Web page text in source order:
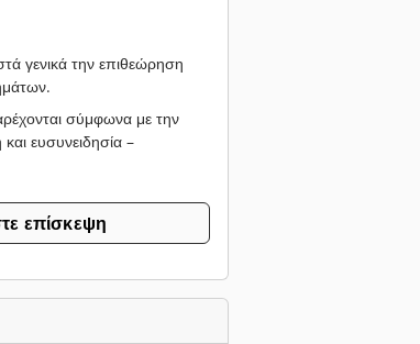
γενικά την επιθεώρηση
σύμφωνα με την
ευσυνειδησία –
επίσκεψη